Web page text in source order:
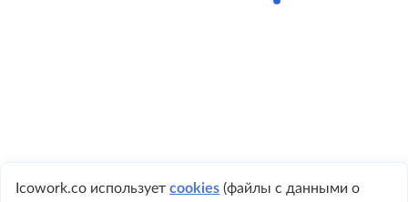
Icowork.co использует cookies (файлы с данными о